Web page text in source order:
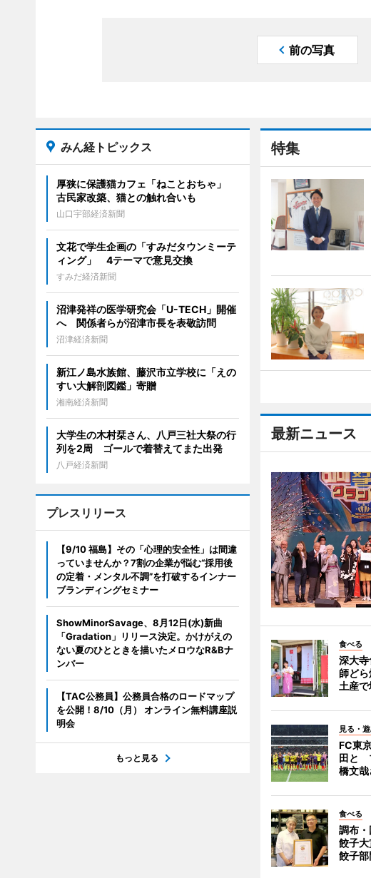
前の写真
特集
最新ニュース
食べる
深大
師ど
土産
見る・
FC東
田と
橋文
食べる
調布
餃子
餃子部
みん経トピックス
厚狭に保護猫カフェ「ねことおちゃ」
古民家改築、猫との触れ合いも
山口宇部経済新聞
文花で学生企画の「すみだタウンミーテ
ィング」 4テーマで意見交換
すみだ経済新聞
沼津発祥の医学研究会「U-TECH」開催
へ 関係者らが沼津市長を表敬訪問
沼津経済新聞
新江ノ島水族館、藤沢市立学校に「えの
すい大解剖図鑑」寄贈
湘南経済新聞
大学生の木村栞さん、八戸三社大祭の行
列を2周 ゴールで着替えてまた出発
八戸経済新聞
プレスリリース
【9/10 福島】その「心理的安全性」は間違
っていませんか？7割の企業が悩む“採用後
の定着・メンタル不調”を打破するインナー
ブランディングセミナー
ShowMinorSavage、8月12日(水)新曲
「Gradation」リリース決定。かけがえの
ない夏のひとときを描いたメロウなR&Bナ
ンバー
【TAC公務員】公務員合格のロードマップ
を公開！8/10（月） オンライン無料講座説
明会
もっと見る